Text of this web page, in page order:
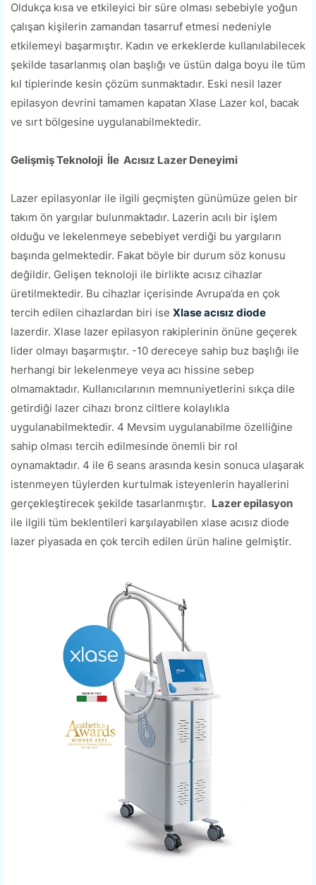
Oldukça kısa ve etkileyici bir süre olması sebebiyle yoğun
çalışan kişilerin zamandan tasarruf etmesi nedeniyle
etkilemeyi başarmıştır. Kadın ve erkeklerde kullanılabilecek
şekilde tasarlanmış olan başlığı ve üstün dalga boyu ile tüm
kıl tiplerinde kesin çözüm sunmaktadır. Eski nesil lazer
epilasyon devrini tamamen kapatan Xlase Lazer kol, bacak
ve sırt bölgesine uygulanabilmektedir.
Gelişmiş Teknoloji İle Acısız Lazer Deneyimi
Lazer epilasyonlar ile ilgili geçmişten günümüze gelen bir
takım ön yargılar bulunmaktadır. Lazerin acılı bir işlem
olduğu ve lekelenmeye sebebiyet verdiği bu yargıların
başında gelmektedir. Fakat böyle bir durum söz konusu
değildir. Gelişen teknoloji ile birlikte acısız cihazlar
üretilmektedir. Bu cihazlar içerisinde Avrupa’da en çok
tercih edilen cihazlardan biri ise Xlase acısız diode
lazerdir. Xlase lazer epilasyon rakiplerinin önüne geçerek
lider olmayı başarmıştır. -10 dereceye sahip buz başlığı ile
herhangi bir lekelenmeye veya acı hissine sebep
olmamaktadır. Kullanıcılarının memnuniyetlerini sıkça dile
getirdiği lazer cihazı bronz ciltlere kolaylıkla
uygulanabilmektedir. 4 Mevsim uygulanabilme özelliğine
sahip olması tercih edilmesinde önemli bir rol
oynamaktadır. 4 ile 6 seans arasında kesin sonuca ulaşarak
istenmeyen tüylerden kurtulmak isteyenlerin hayallerini
gerçekleştirecek şekilde tasarlanmıştır. Lazer epilasyon
ile ilgili tüm beklentileri karşılayabilen xlase acısız diode
lazer piyasada en çok tercih edilen ürün haline gelmiştir.